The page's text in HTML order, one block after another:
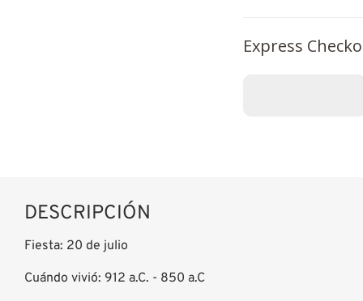
Express
DESCRIPCIÓN
Fiesta: 20 de julio
Cuándo vivió: 912 a.C. - 850 a.C